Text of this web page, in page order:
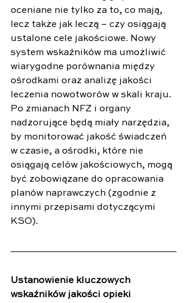
oceniane nie tylko za to, co mają,
lecz także jak leczą – czy osiągają
ustalone cele jakościowe. Nowy
system wskaźników ma umożliwić
wiarygodne porównania między
ośrodkami oraz analizę jakości
leczenia nowotworów w skali kraju.
Po zmianach NFZ i organy
nadzorujące będą miały narzędzia,
by monitorować jakość świadczeń
w czasie, a ośrodki, które nie
osiągają celów jakościowych, mogą
być zobowiązane do opracowania
planów naprawczych (zgodnie z
innymi przepisami dotyczącymi
KSO).
Ustanowienie kluczowych
wskaźników jakości opieki